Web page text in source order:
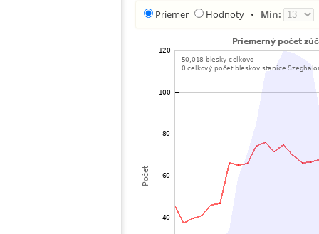
Priemer Hodnoty • Min: